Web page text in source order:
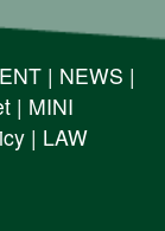
| NEWS |
| MINI
| LAW